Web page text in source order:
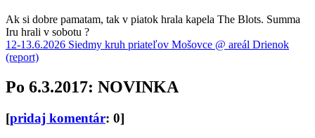
Ak si dobre pamatam, tak v piatok hrala kapela The Blots. Summa
Iru hrali v sobotu ?
12-13.6.2026 Siedmy kruh priateľov Mošovce @ areál Drienok
(report)
Po 6.3.2017: NOVINKA
[pridaj komentár: 0]